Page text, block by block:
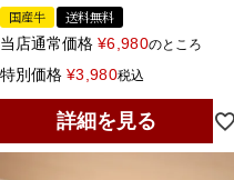
国産牛
送料無料
当店通常価格 ¥6,980のところ
特別価格 ¥3,980税込
詳細を見る